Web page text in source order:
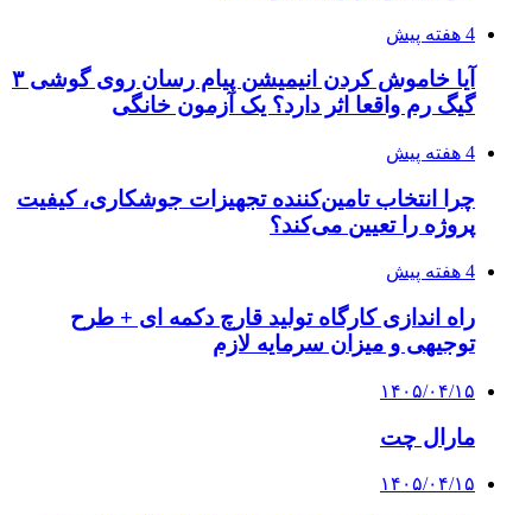
4 هفته پیش
آیا خاموش کردن انیمیشن پیام رسان روی گوشی ۳
گیگ رم واقعا اثر دارد؟ یک آزمون خانگی
4 هفته پیش
چرا انتخاب تامین‌کننده تجهیزات جوشکاری، کیفیت
پروژه را تعیین می‌کند؟
4 هفته پیش
راه اندازی کارگاه تولید قارچ دکمه ای + طرح
توجیهی و میزان سرمایه لازم
۱۴۰۵/۰۴/۱۵
مارال چت
۱۴۰۵/۰۴/۱۵